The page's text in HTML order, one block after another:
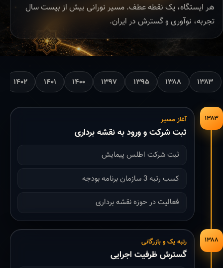
هر ایستگاه، یک نقطه عطف. مسیر نورانی بیش از بیست سال
تجربه، نوآوری و گسترش در ایران.
۱۳۸۳ ۱۳۸۸ ۱۳۹۵ ۱۳۹۷ ۱۴۰۰ ۱۴۰۱ ۱۴۰۲
۱۳۸۳ آغاز مسیر
ثبت شرکت و ورود به نقشه برداری
ثبت شرکت اطلس پیمایش
کسب رتبه 3 سازمان برنامه بودجه
فعالیت در حوزه نقشه برداری
۱۳۸۸ رتبه یک و بازرگانی
گسترش ظرفیت اجرایی